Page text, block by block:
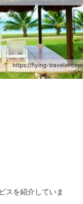
https://flying-traveler.com
スを紹介していま